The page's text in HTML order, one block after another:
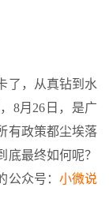
了，从真钻到水
8月26日，是广
有政策都尘埃落
最终如何呢？
公众号： 小微说